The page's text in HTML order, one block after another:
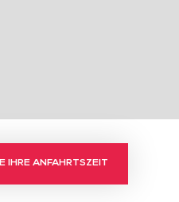
IHRE ANFAHRTSZEIT